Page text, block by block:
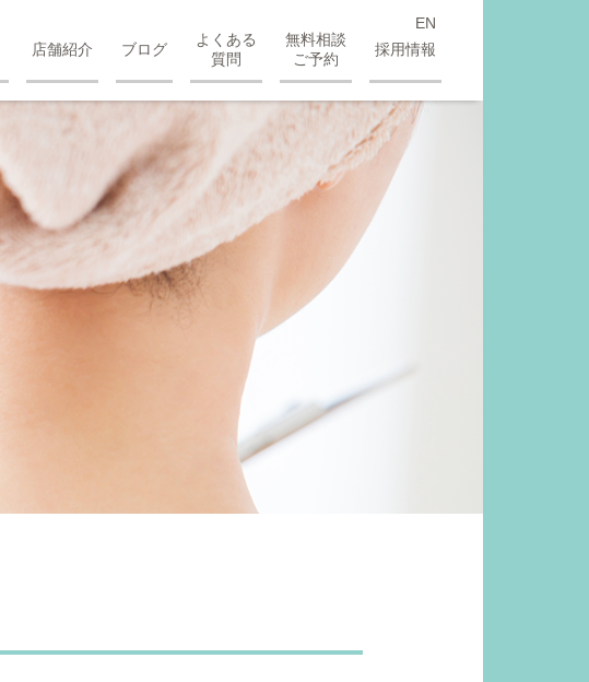
店舗紹介 ブログ
よくある
質問
無料相談
ご予約
採用情報
EN